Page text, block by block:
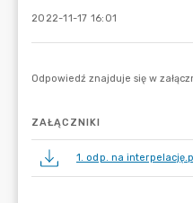
2022-11-17 16:01
ZAŁĄCZNIKI
1. odp. na